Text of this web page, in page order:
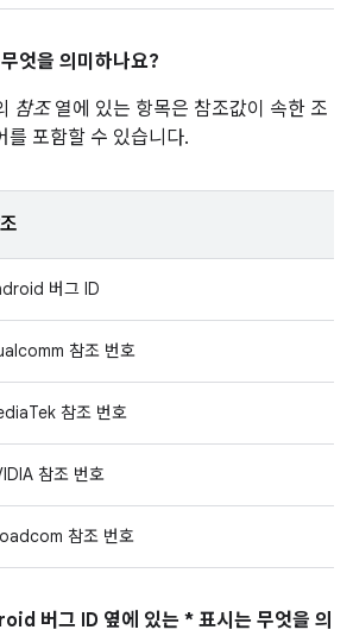
엇을 의미하나요?
참조열에 있는 항목은 참조값이 속한 조
를 포함할 수 있습니다.
버그 ID
참조 번호
참조 번호
참조 번호
참조 번호
버그 ID 옆에 있는 * 표시는 무엇을 의